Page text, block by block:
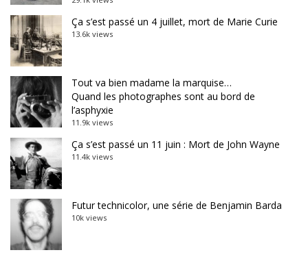
Ça s’est passé un 4 juillet, mort de Marie Curie
13.6k views
Tout va bien madame la marquise…
Quand les photographes sont au bord de
l’asphyxie
11.9k views
Ça s’est passé un 11 juin : Mort de John Wayne
11.4k views
Futur technicolor, une série de Benjamin Barda
10k views